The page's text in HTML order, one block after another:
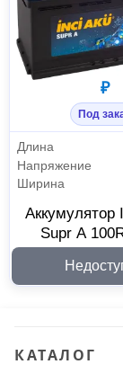
₽
Под
Длина
Напряжение
Ширина
Аккумулятор
Supr A
КАТАЛОГ